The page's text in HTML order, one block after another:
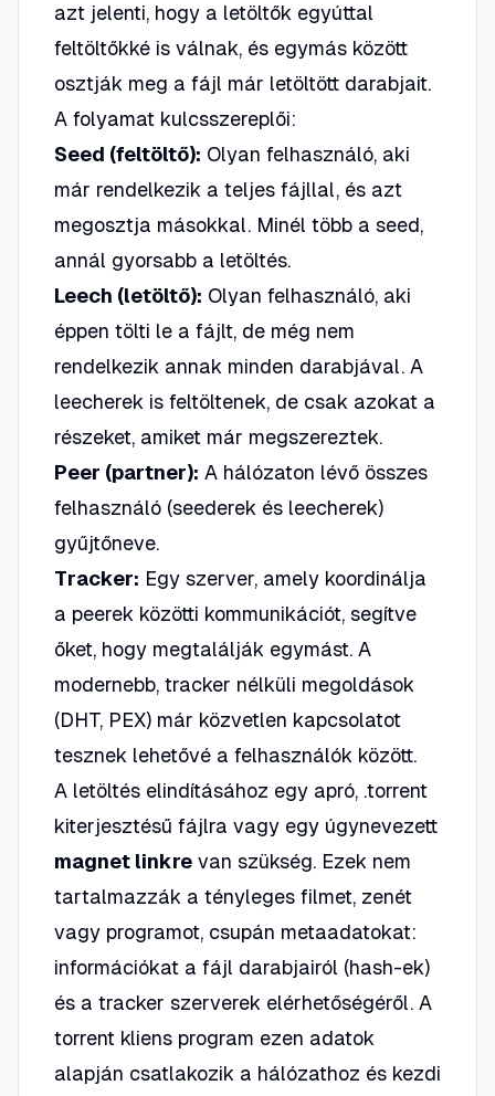
azt jelenti, hogy a letöltők egyúttal
feltöltőkké is válnak, és egymás között
osztják meg a fájl már letöltött darabjait.
A folyamat kulcsszereplői:
Seed (feltöltő): Olyan felhasználó, aki
már rendelkezik a teljes fájllal, és azt
megosztja másokkal. Minél több a seed,
annál gyorsabb a letöltés.
Leech (letöltő): Olyan felhasználó, aki
éppen tölti le a fájlt, de még nem
rendelkezik annak minden darabjával. A
leecherek is feltöltenek, de csak azokat a
részeket, amiket már megszereztek.
Peer (partner): A hálózaton lévő összes
felhasználó (seederek és leecherek)
gyűjtőneve.
Tracker: Egy szerver, amely koordinálja
a peerek közötti kommunikációt, segítve
őket, hogy megtalálják egymást. A
modernebb, tracker nélküli megoldások
(DHT, PEX) már közvetlen kapcsolatot
tesznek lehetővé a felhasználók között.
A letöltés elindításához egy apró, .torrent
kiterjesztésű fájlra vagy egy úgynevezett
magnet linkre van szükség. Ezek nem
tartalmazzák a tényleges filmet, zenét
vagy programot, csupán metaadatokat:
információkat a fájl darabjairól (hash-ek)
és a tracker szerverek elérhetőségéről. A
torrent kliens program ezen adatok
alapján csatlakozik a hálózathoz és kezdi